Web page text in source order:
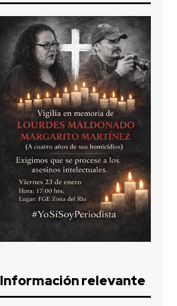
Información relevante